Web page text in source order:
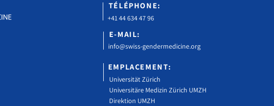
Prolongation de l'offre Early
Bird
TÉLÉPHONE:
+41 44 634 47 96
E-MAIL:
info@swiss-gendermedicine.org
EMPLACEMENT:
Universität Zürich
Universitäre Medizin Zürich UMZH
Direktion UMZH